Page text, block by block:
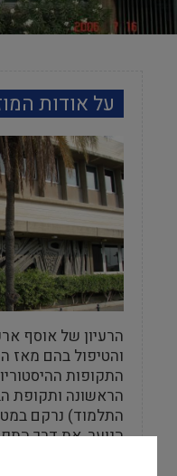
על אודות
הרעיון של אוסף
והטיפול בהם מאז
התקופות
הראשונה ותקופת
התלמוד) נרקם
הנוער, את דרך